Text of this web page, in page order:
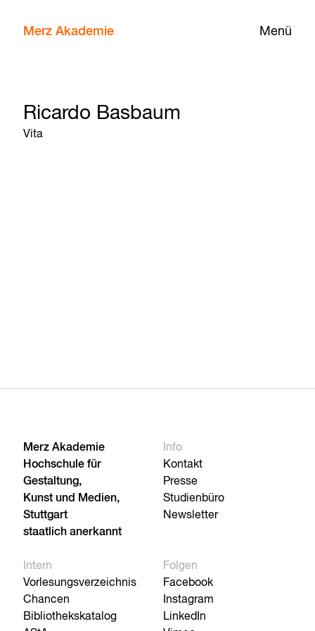
Menü
Merz Akademie
Ricardo Basbaum
Vita
Merz Akademie
Hochschule für
Gestaltung,
Kunst und Medien,
Stuttgart
staatlich anerkannt
Info
Kontakt
Presse
Studienbüro
Newsletter
Intern
Vorlesungsverzeichnis
Chancen
Bibliothekskatalog
Folgen
Facebook
Instagram
LinkedIn